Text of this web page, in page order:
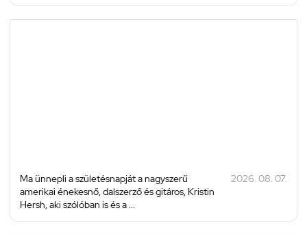
Ma ünnepli a születésnapját a nagyszerű
amerikai énekesnő, dalszerző és gitáros, Kristin
Hersh, aki szólóban is és a ...
2026. 08. 07.